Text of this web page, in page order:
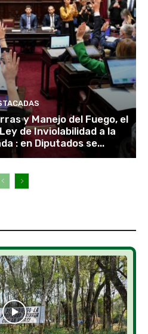
y Manejo del Fuego, el
de Inviolabilidad a la
: en Diputados se...